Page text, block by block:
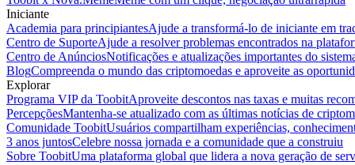
Iniciante
Academia para principiantesAjude a transformá-lo de iniciante em
Centro de SuporteAjude a resolver problemas encontrados na
Centro de AnúnciosNotificações e atualizações importantes do
BlogCompreenda o mundo das criptomoedas e aproveite as
Explorar
Programa VIP da ToobitAproveite descontos nas taxas e muitas
PercepçõesMantenha-se atualizado com as últimas notícias de
Comunidade ToobitUsuários compartilham experiências,
3 anos juntosCelebre nossa jornada e a comunidade que a construiu
Sobre ToobitUma plataforma global que lidera a nova geração de